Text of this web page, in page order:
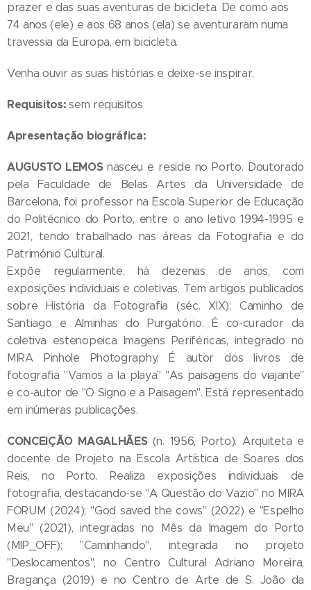
prazer e das suas aventuras de bicicleta. De como aos
74 anos (ele) e aos 68 anos (ela) se aventuraram numa
travessia da Europa, em bicicleta.
Venha ouvir as suas histórias e deixe-se inspirar.
Requisitos:sem requisitos
Apresentação biográfica:
AUGUSTO LEMOS nasceu e reside no Porto. Doutorado
pela Faculdade de Belas Artes da Universidade de
Barcelona, foi professor na Escola Superior de Educação
do Politécnico do Porto, entre o ano letivo 1994-1995 e
2021, tendo trabalhado nas áreas da Fotografia e do
Património Cultural.
Expõe regularmente, há dezenas de anos, com
exposições individuais e coletivas. Tem artigos publicados
sobre História da Fotografia (séc. XIX); Caminho de
Santiago e Alminhas do Purgatório. É co-curador da
coletiva estenopeica Imagens Periféricas, integrado no
MIRA Pinhole Photography. É autor dos livros de
fotografia "Vamos a la playa" "As paisagens do viajante"
e co-autor de "O Signo e a Paisagem". Está representado
em inúmeras publicações.
CONCEIÇÃO MAGALHÃES (n. 1956, Porto). Arquiteta e
docente de Projeto na Escola Artística de Soares dos
Reis, no Porto. Realiza exposições individuais de
fotografia, destacando-se "A Questão do Vazio" no MIRA
FORUM (2024); "God saved the cows" (2022) e "Espelho
Meu" (2021), integradas no Mês da Imagem do Porto
(MIP_OFF); "Caminhando", integrada no projeto
"Deslocamentos", no Centro Cultural Adriano Moreira,
Bragança (2019) e no Centro de Arte de S. João da